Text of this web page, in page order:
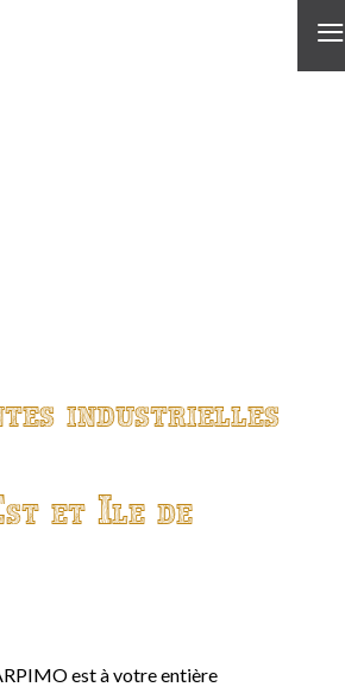
≡
industrielles
et Ile de
est à votre entière